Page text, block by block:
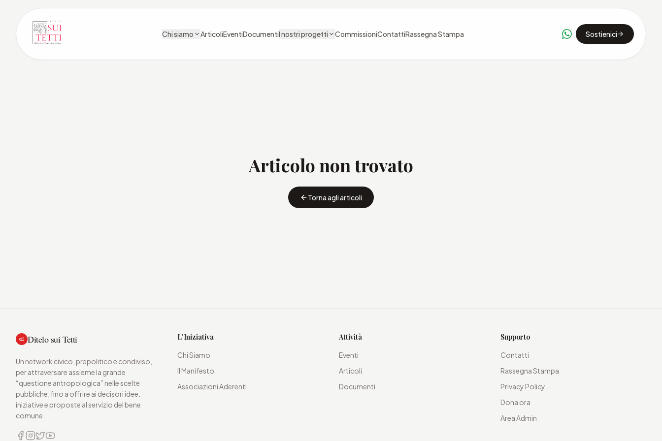
Chi siamo ArticoliEventiDocumentiI nostri progetti CommissioniContattiRassegna Stampa Sostienici
Articolo non trovato
Torna agli articoli
Ditelo sui Tetti
Un network civico, prepolitico e condiviso,
per attraversare assieme la grande
“questione antropologica” nelle scelte
pubbliche, fino a offrire ai decisori idee.
iniziative e proposte al servizio del bene
comune.
L'Iniziativa
Chi Siamo
Il Manifesto
Associazioni Aderenti
Attività
Eventi
Articoli
Documenti
Supporto
Contatti
Rassegna Stampa
Privacy Policy
Dona ora
Area Admin